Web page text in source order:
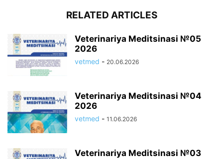
RELATED ARTICLES
Veterinariya Meditsinasi №05
2026
vetmed - 20.06.2026
Veterinariya Meditsinasi №04
2026
vetmed - 11.06.2026
Veterinariya Meditsinasi №03